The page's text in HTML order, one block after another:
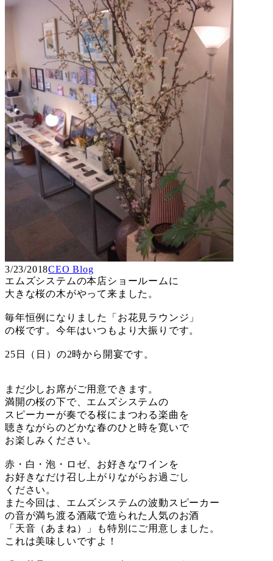
3/23/2018CEO Blog
エムズシステムの本店ショールームに
大きな桜の木がやって来ました。
毎年恒例になりました「お花見ラウンジ」
の桜です。今年はいつもより大振りです。
25日（日）の2時から開宴です。
まだ少しお席がご用意できます。
満開の桜の下で、エムズシステムの
スピーカーが奏でる桜にまつわる楽曲を
聴きながらのどかな春のひと時を寛いで
お楽しみください。
赤・白・泡・ロゼ、お好きなワインを
お好きなだけ召し上がりながらお過ごし
ください。
また今回は、エムズシステムの波動スピーカー
の音が満ち渡る酒蔵で造られた人気のお酒
「天音（あまね）」も特別にご用意しました。
これは美味しいですよ！